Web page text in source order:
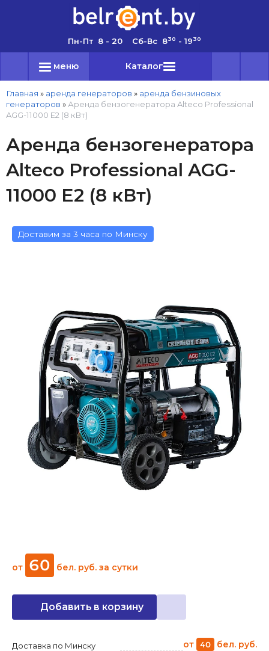
Пн-Пт 8 - 20 Сб-Вс 830 - 1930
меню Каталог
Главная » аренда генераторов » аренда бензиновых
генераторов » Аренда бензогенератора Alteco Professional
AGG-11000 E2 (8 кВт)
Аренда бензогенератора
Alteco Professional AGG-
11000 E2 (8 кВт)
Доставим за 3 часа по Минску
от 60 бел. руб. за сутки
Добавить в корзину
Доставка по Минску от 40 бел. руб.